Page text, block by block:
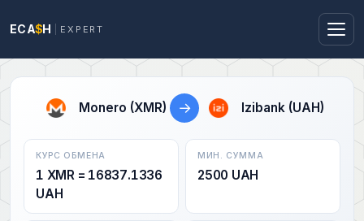
ECA$H EXPERT
Monero (XMR) → Izibank (UAH)
КУРС ОБМЕНА
1 XMR = 16837.1336
UAH
МИН. СУММА
2500 UAH